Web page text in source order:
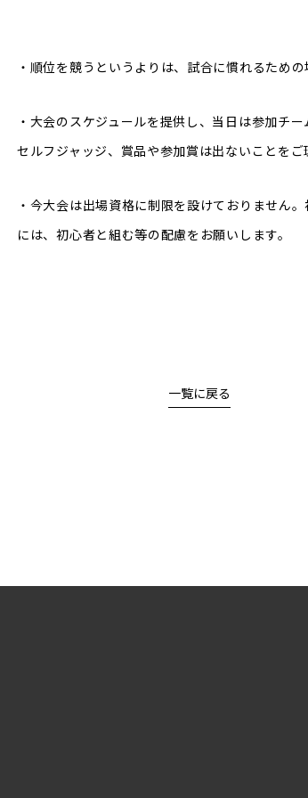
・順位を競うというよりは、試合に慣れるため
・大会のスケジュールを提供し、当日は参加チ
セルフジャッジ、賞品や参加賞は出ないことをご
・今大会は出場資格に制限を設けておりません
には、初心者と組む等の配慮をお願いします。
一覧に戻る